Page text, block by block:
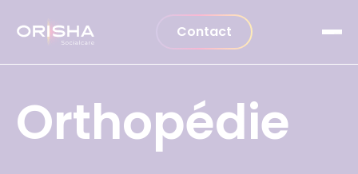
Contact
Orthopédie